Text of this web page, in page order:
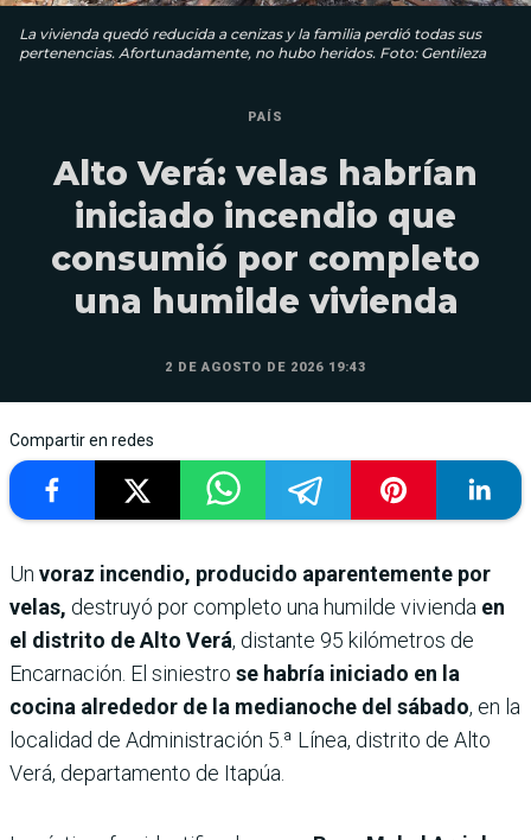
La vivienda quedó reducida a cenizas y la familia perdió todas sus
pertenencias. Afortunadamente, no hubo heridos. Foto: Gentileza
PAÍS
Alto Verá: velas habrían
iniciado incendio que
consumió por completo
una humilde vivienda
2 DE AGOSTO DE 2026 19:43
Compartir en redes
Un voraz incendio, producido aparentemente por
velas, destruyó por completo una humilde vivienda en
el distrito de Alto Verá, distante 95 kilómetros de
Encarnación. El siniestro se habría iniciado en la
cocina alrededor de la medianoche del sábado, en la
localidad de Administración 5.ª Línea, distrito de Alto
Verá, departamento de Itapúa.